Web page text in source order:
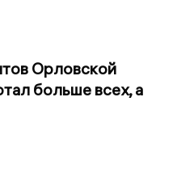
Орловской
больше всех, а